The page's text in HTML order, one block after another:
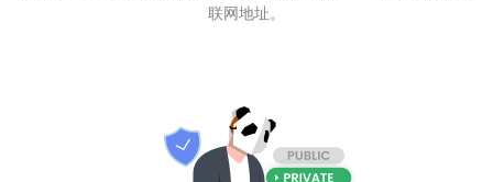
联网地址。